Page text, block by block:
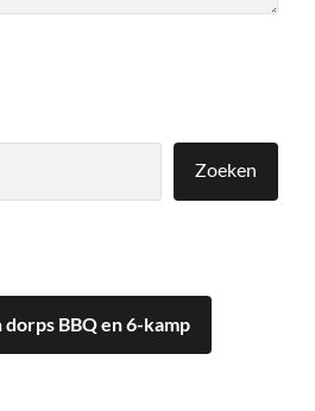
Zoeken
dorps BBQ en 6-kamp